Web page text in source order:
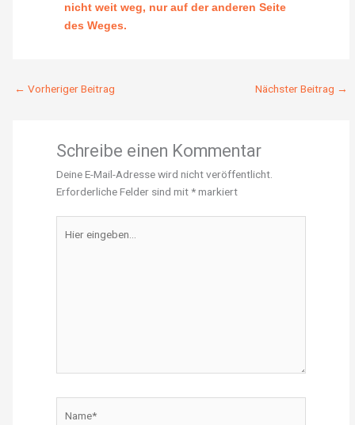
nicht weit weg, nur auf der anderen Seite
des Weges.
← Vorheriger Beitrag Nächster Beitrag →
Schreibe einen Kommentar
Deine E-Mail-Adresse wird nicht veröffentlicht.
Erforderliche Felder sind mit*markiert
eingeben…